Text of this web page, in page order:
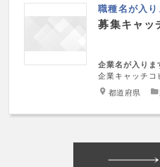
職種名が入り
募集キャッ
企業名が入りま
企業キャッチコ
都道府県